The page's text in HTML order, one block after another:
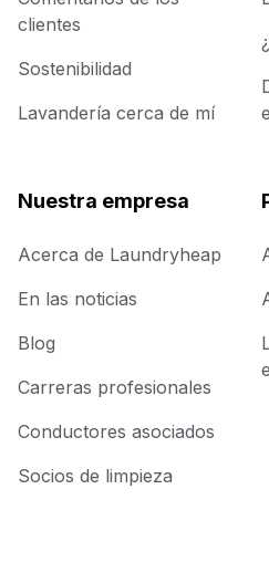
clientes
Sostenibilidad
Lavandería cerca de mí
Nuestra empresa
Acerca de Laundryheap
En las noticias
Blog
Carreras profesionales
Conductores asociados
Socios de limpieza